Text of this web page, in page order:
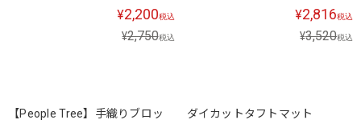
¥2,200税込
¥2,750税込
¥2,816税込
¥3,520税込
【People Tree】手織りブロッ ダイカットタフトマット